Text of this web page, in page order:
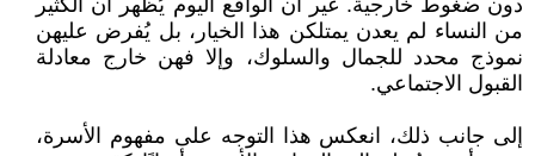
دون ضغوط خارجية. غير أن الواقع اليوم يُظهر أن الكثير
من النساء لم يعدن يمتلكن هذا الخيار، بل يُفرض عليهن
نموذج محدد للجمال والسلوك، وإلا فهن خارج معادلة
القبول الاجتماعي.
إلى جانب ذلك، انعكس هذا التوجه على مفهوم الأسرة،